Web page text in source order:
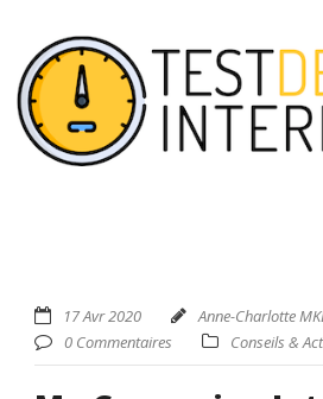
17 Avr 2020
Anne-Charlotte
0 Commentaires
Conseils &